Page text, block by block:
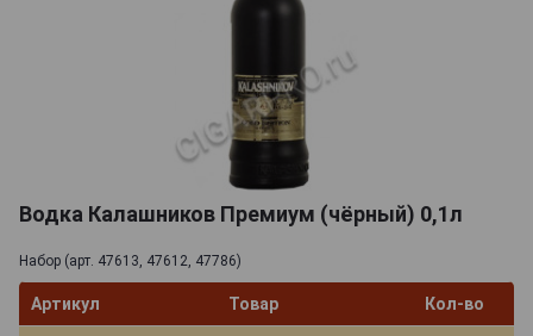
Водка Калашников Премиум (чёрный) 0,1л
Набор (арт. 47613, 47612, 47786)
Артикул Товар Кол-во